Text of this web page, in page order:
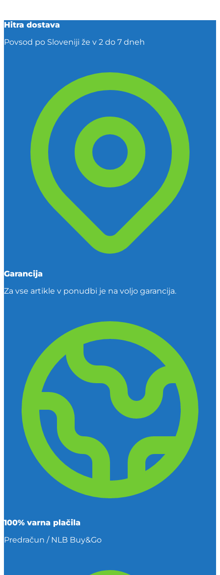
Hitra dostava
Povsod po Sloveniji že v 2 do 7 dneh
Garancija
Za vse artikle v ponudbi je na voljo garancija.
100% varna plačila
Predračun / NLB Buy&Go